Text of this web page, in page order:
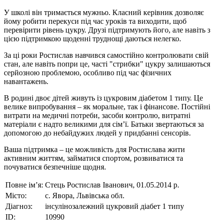
У школі він тримається мужньо. Класний керівник дозволяє
йому робити перекуси під час уроків та виходити, щоб
перевірити рівень цукру. Друзі підтримують його, але навіть з
цією підтримкою щоденні труднощі даються нелегко.
За ці роки Ростислав навчився самостійно контролювати свій
стан, але навіть попри це, часті "стрибки" цукру залишаються
серйозною проблемою, особливо під час фізичних
навантажень.
В родині двоє дітей живуть із цукровим діабетом 1 типу. Це
велике випробування – як моральне, так і фінансове. Постійні
витрати на медичні потреби, засоби контролю, витратні
матеріали є надто великими для сім’ї. Батьки звертаються за
допомогою до небайдужих людей у придбанні сенсорів.
Ваша підтримка – це можливість для Ростислава жити
активним життям, займатися спортом, розвиватися та
почуватися безпечніше щодня.
Повне ім’я: Стець Ростислав Іванович, 01.05.2014 р.
Місто:
с. Явора, Львівська обл.
Діагноз:
інсулінозалежний цукровий діабет 1 типу
ID:
10990